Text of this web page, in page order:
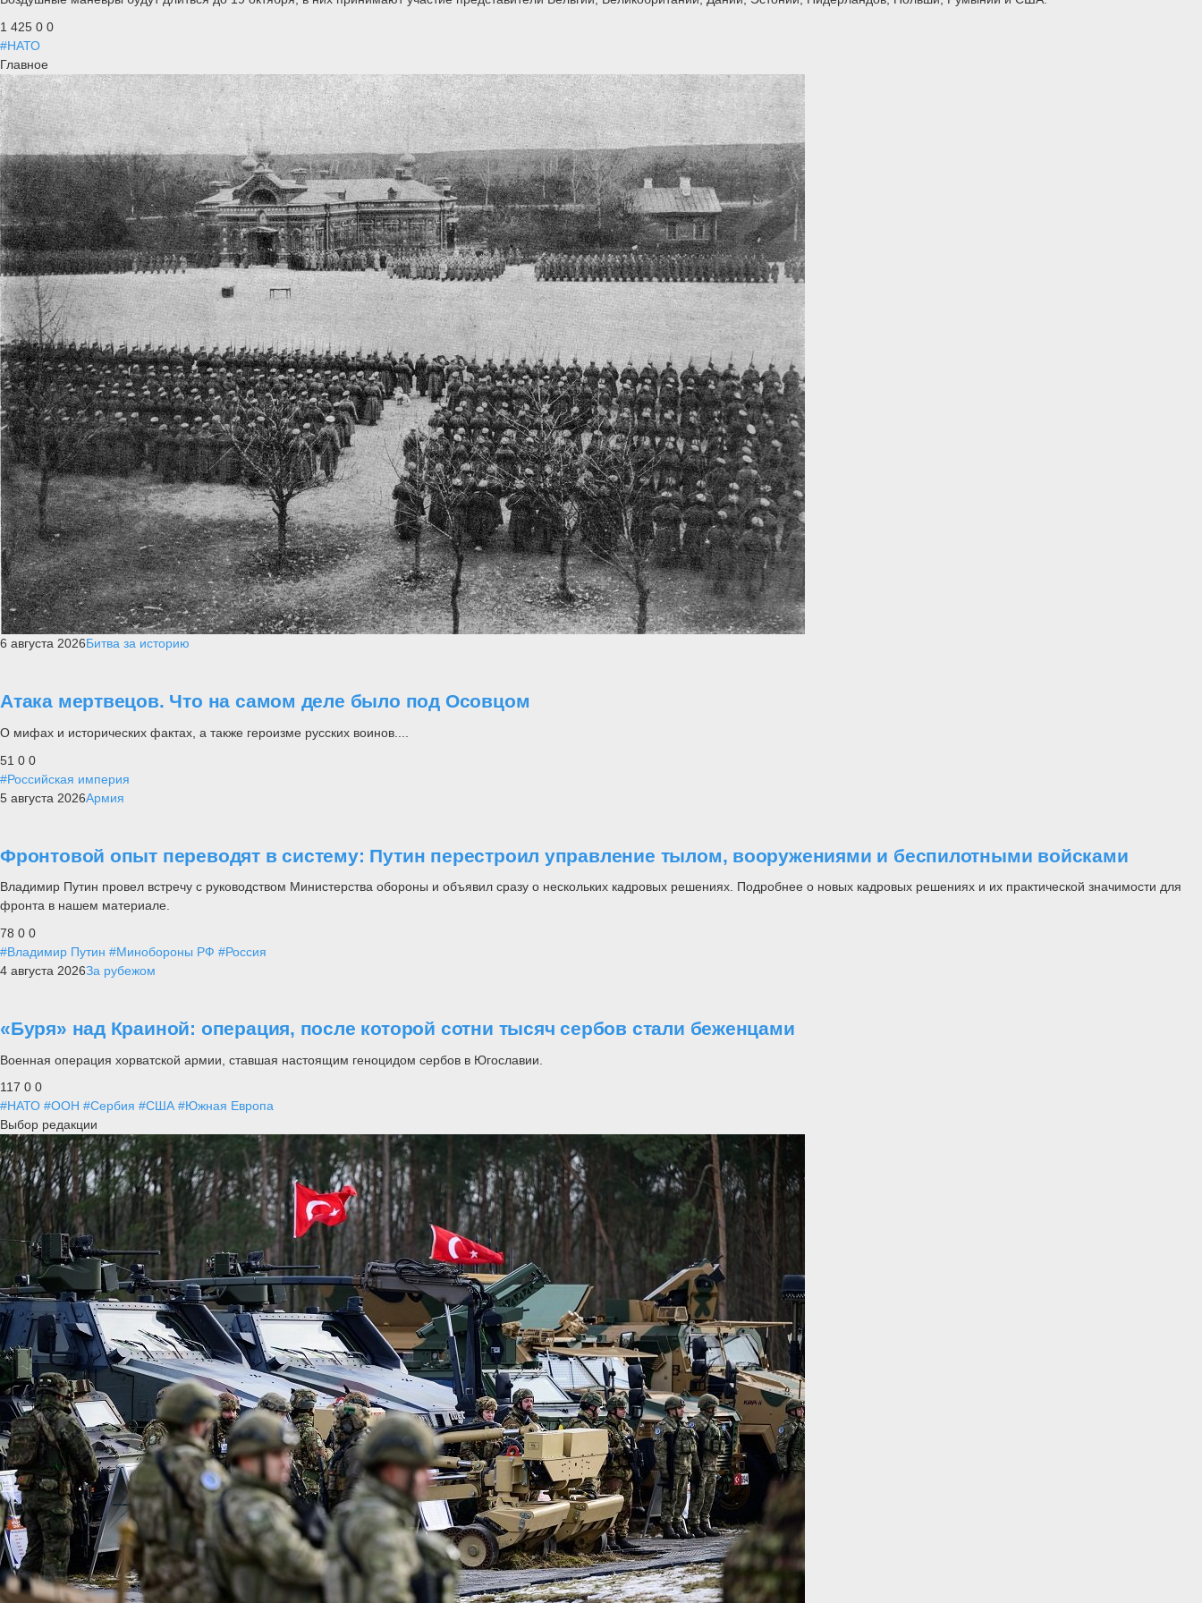
1 425 0 0
#НАТО
Главное
6 августа 2026Битва за историю
Атака мертвецов. Что на самом деле было под Осовцом
О мифах и исторических фактах, а также героизме русских воинов....
51 0 0
#Российская империя
5 августа 2026Армия
Фронтовой опыт переводят в систему: Путин перестроил управление тылом, вооружениями и беспилотными войсками
Владимир Путин провел встречу с руководством Министерства обороны и объявил сразу о нескольких кадровых решениях. Подробнее о новых кадровых решениях и их практической значимости для
фронта в нашем материале.
78 0 0
#Владимир Путин #Минобороны РФ #Россия
4 августа 2026За рубежом
«Буря» над Краиной: операция, после которой сотни тысяч сербов стали беженцами
Военная операция хорватской армии, ставшая настоящим геноцидом сербов в Югославии.
117 0 0
#НАТО #ООН #Сербия #США #Южная Европа
Выбор редакции